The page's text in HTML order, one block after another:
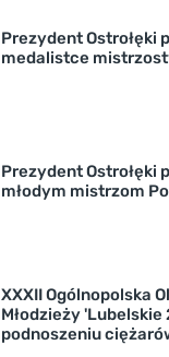
Prezydent Ostrołęki
medalistce
Prezydent Ostrołęki
młodym mistrzom
XXXII Ogólnopolska
Młodzieży 'Lubelskie
podnoszeniu